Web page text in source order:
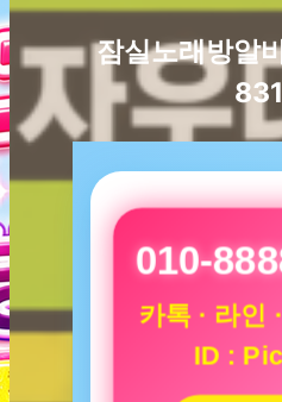
잠실노래방알
010-
카톡 · 라인
ID :